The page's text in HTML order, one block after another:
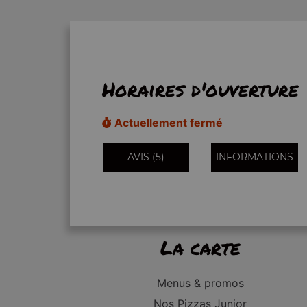
Horaires d'ouverture
Actuellement fermé
AVIS (5) INFORMATIONS
La carte
Menus & promos
Nos Pizzas Junior